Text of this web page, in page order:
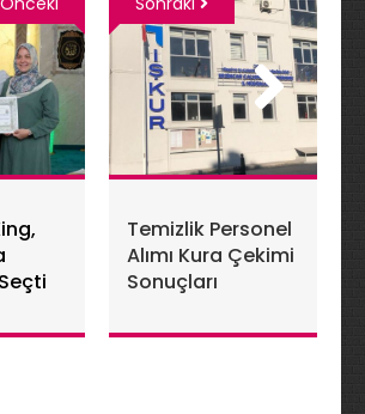
Temizlik Personel
Alımı Kura Çekimi
Sonuçları